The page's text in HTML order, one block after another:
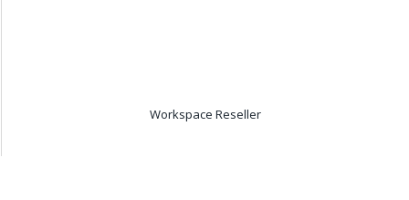
Workspace Reseller